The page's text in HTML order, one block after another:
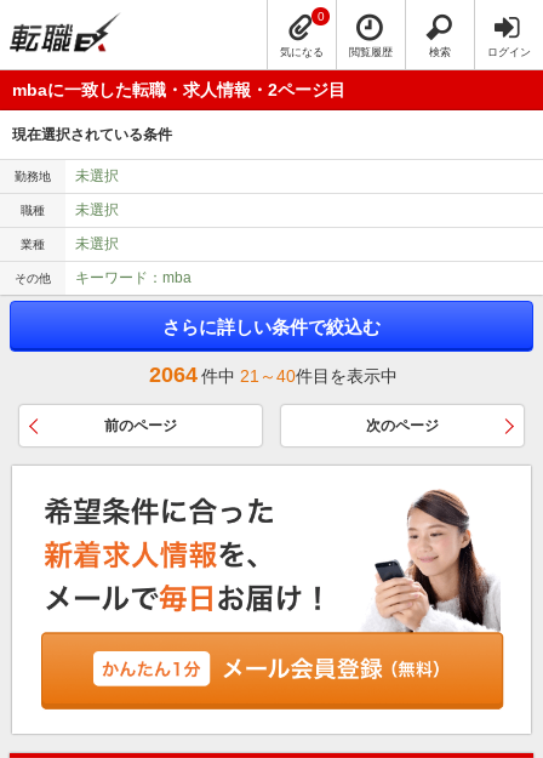
気になる
0
閲覧履歴 検索 ログイン
mbaに一致した転職・求人情報・2ページ目
現在選択されている条件
勤務地 未選択
職種 未選択
業種 未選択
その他 キーワード：mba
さらに詳しい条件で絞込む
2064件中 21～40件目を表示中
前のページ 次のページ